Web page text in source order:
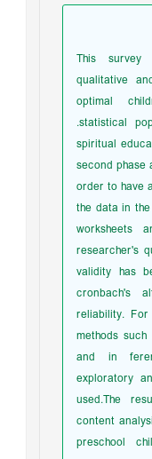
This
qualitative
optimal
.statistical
spiritual
second
order to
the data in
researcher's
validity has
reliability.
methods
and in
exploratory
used.The
content
preschool